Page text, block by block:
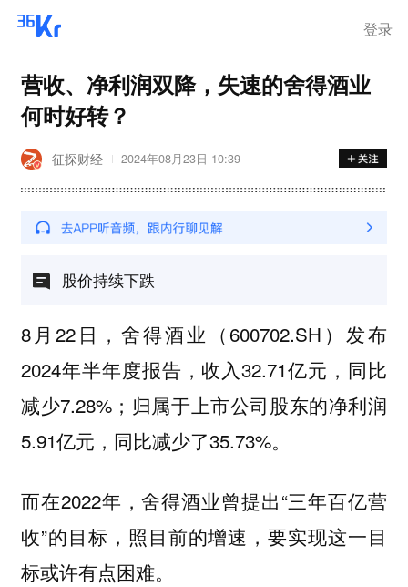
登录
营收、净利润双降，失速的舍得酒业
何时好转？
征探财经 2024年08月23日 10:39
股价持续下跌
8月22日，舍得酒业（600702.SH）发布
2024年半年度报告，收入32.71亿元，同比
减少7.28%；归属于上市公司股东的净利润
5.91亿元，同比减少了35.73%。
而在2022年，舍得酒业曾提出“三年百亿营
收”的目标，照目前的增速，要实现这一目
标或许有点困难。